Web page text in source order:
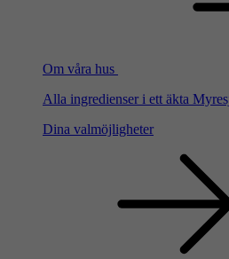
Om våra hus
Alla ingredienser i ett äkta
Dina valmöjligheter